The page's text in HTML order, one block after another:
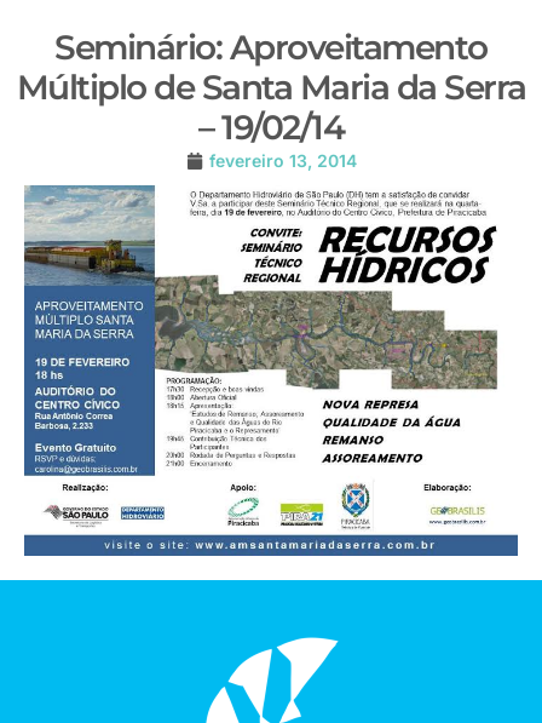
Seminário: Aproveitamento
Múltiplo de Santa Maria da Serra
– 19/02/14
fevereiro 13, 2014